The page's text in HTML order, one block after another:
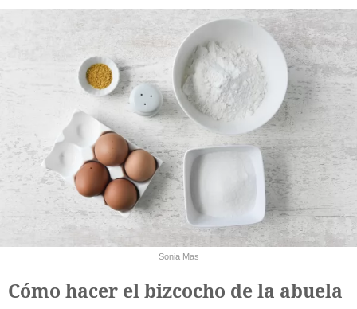
Sonia Mas
Cómo hacer el bizcocho de la abuela